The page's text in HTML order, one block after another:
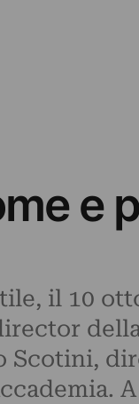
e
il 10
Scotini,